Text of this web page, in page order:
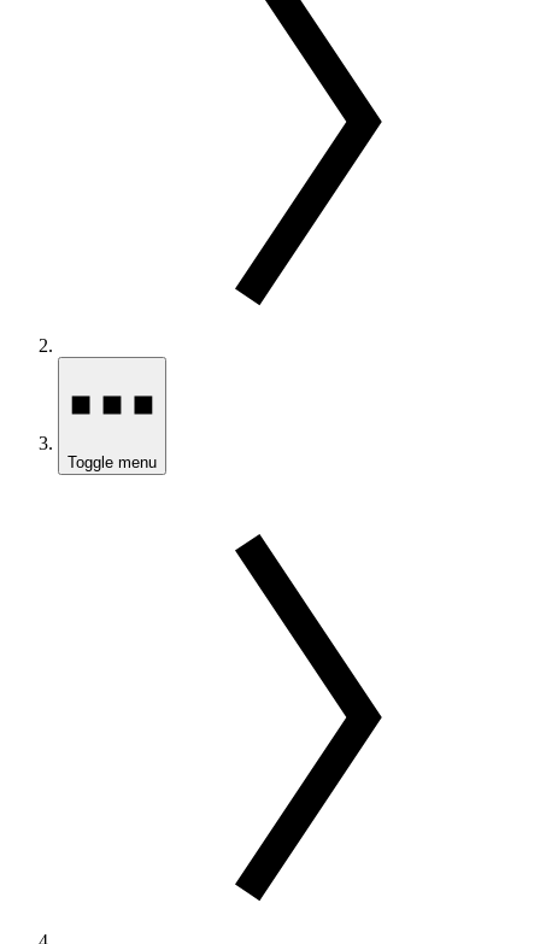
Toggle menu